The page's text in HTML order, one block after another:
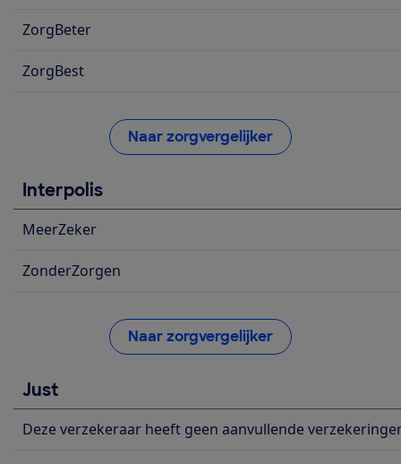
ZorgBeter
ZorgBest
Naar zorgvergelijker
Interpolis
MeerZeker
ZonderZorgen
Naar zorgvergelijker
Just
Deze verzekeraar heeft geen aanvullende